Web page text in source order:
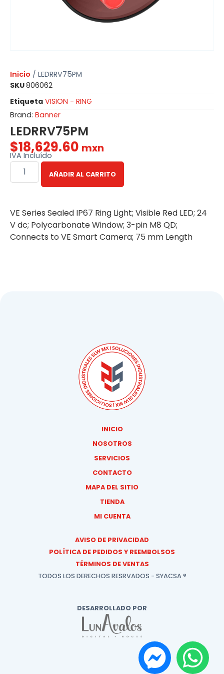
Inicio / LEDRRV75PM
SKU806062
Etiqueta VISION - RING
Brand: Banner
LEDRRV75PM
$18,629.60 mxn
IVA Incluído
AÑADIR AL CARRITO
VE Series Sealed IP67 Ring Light; Visible Red LED; 24
V dc; Polycarbonate Window; 3-pin M8 QD;
Connects to VE Smart Camera; 75 mm Length
INICIO
NOSOTROS
SERVICIOS
CONTACTO
MAPA DEL SITIO
TIENDA
MI CUENTA
AVISO DE PRIVACIDAD
POLÍTICA DE PEDIDOS Y REEMBOLSOS
TÉRMINOS DE VENTAS
TODOS LOS DERECHOS RESRVADOS - SYACSA ®
DESARROLLADO POR